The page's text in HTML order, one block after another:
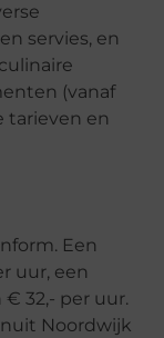
servies, en
(vanaf
tarieven en
Een
uur, een
32,- per uur.
Noordwijk